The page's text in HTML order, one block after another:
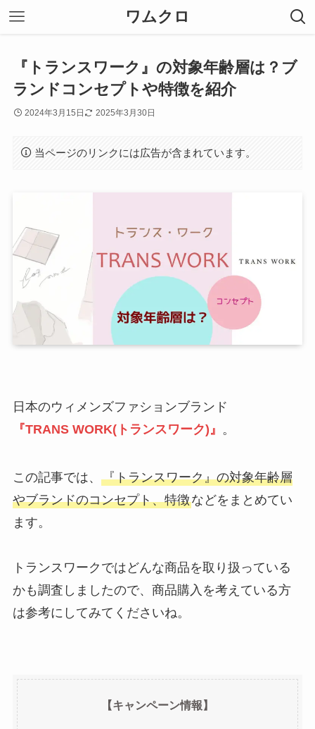
ワムクロ
『トランスワーク』の対象年齢層は？ブ
ランドコンセプトや特徴を紹介
2024年3月15日 2025年3月30日
当ページのリンクには広告が含まれています。
日本のウィメンズファションブランド
『TRANS WORK(トランスワーク)』 。
この記事では、 『トランスワーク』の対象年齢層
やブランドのコンセプト、特徴などをまとめてい
ます。
トランスワークではどんな商品を取り扱っている
かも調査しましたので、商品購入を考えている方
は参考にしてみてくださいね。
【キャンペーン情報】